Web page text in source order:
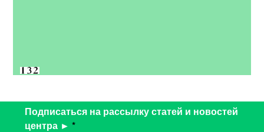
Подписаться на рассылку статей и новостей
центра ► *